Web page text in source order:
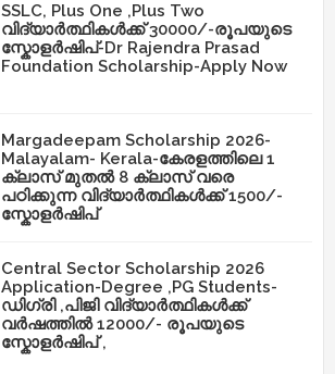
SSLC, Plus One ,Plus Two
വിദ്യാർത്ഥികൾക്ക് 30000/-രൂപയുടെ
സ്കോളർഷിപ്-Dr Rajendra Prasad
Foundation Scholarship-Apply Now
Margadeepam Scholarship 2026-
Malayalam- Kerala-കേരളത്തിലെ 1
ക്ലാസ് മുതൽ 8 ക്ലാസ് വരെ
പഠിക്കുന്ന വിദ്യാർത്ഥികൾക്ക് 1500/-
സ്കോളർഷിപ്
Central Sector Scholarship 2026
Application-Degree ,PG Students-
ഡിഗ്രി ,പിജി വിദ്യാർത്ഥികൾക്ക്
വർഷത്തിൽ 12000/- രൂപയുടെ
സ്കോളർഷിപ് ,